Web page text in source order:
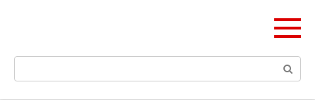
Поиск: